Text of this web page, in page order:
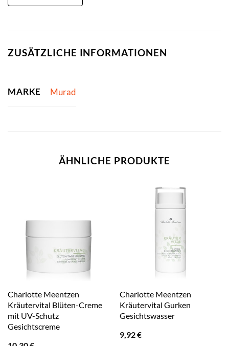
ZUSÄTZLICHE INFORMATIONEN
MARKE Murad
ÄHNLICHE PRODUKTE
Charlotte Meentzen
Kräutervital Blüten-Creme
mit UV-Schutz
Gesichtscreme
Charlotte Meentzen
Kräutervital Gurken
Gesichtswasser
9,92€